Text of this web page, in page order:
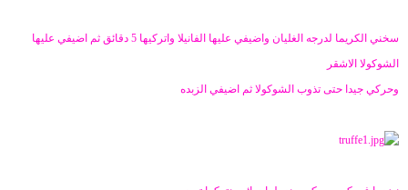
سخني الكريما لدرجه الغليان واضيفي عليها الفانيلا واتركيها 5 دقائق ثم اضيفي عليها
الشوكولا الاشقر
وحركي جيدا حتى تذوب الشوكولا ثم اضيفي الزبده